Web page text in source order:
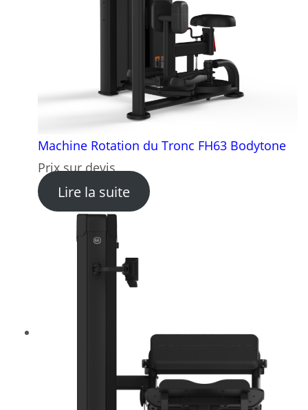
Machine Rotation du Tronc FH63 Bodytone
Prix sur devis
Lire la suite: Machine Rotation du